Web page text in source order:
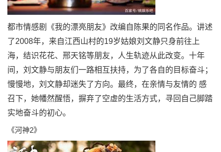
都市情感剧《我的漂亮朋友》改编自陈果的同名作品。讲述
了2008年，来自江西山村的19岁姑娘刘文静只身前往上
海，结识花花、邢天铭等朋友，人生轨迹从此改变。十年
间，刘文静与朋友们一路相互扶持，为了各自的目标奋斗；
慢慢地，刘文静却迷失了方向。最终，在亲情与友情的 感
召下，她幡然醒悟，摒弃了空虚的生活方式，寻回自己脚踏
实地奋斗的初心。
《河神2》